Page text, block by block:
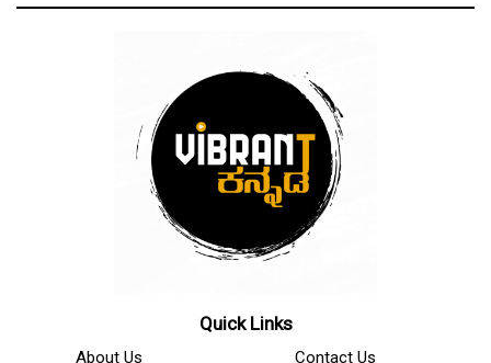
Quick Links
About Us Contact Us